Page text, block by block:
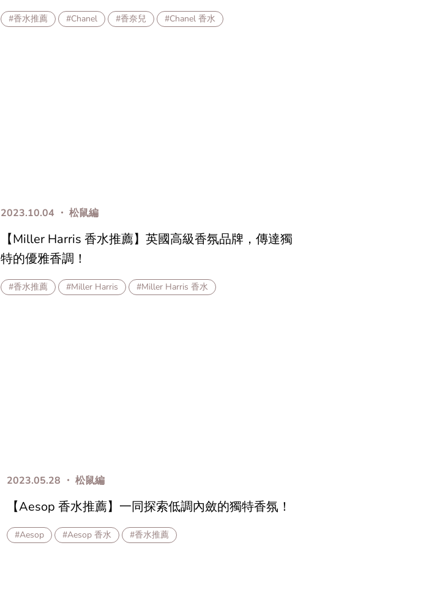
#香水推薦 #Chanel #香奈兒 #Chanel 香水
2023.10.04 ・ 松鼠編
【Miller Harris 香水推薦】英國高級香氛品牌，傳達獨
特的優雅香調！
#香水推薦 #Miller Harris #Miller Harris 香水
2023.05.28 ・ 松鼠編
【Aesop 香水推薦】一同探索低調內斂的獨特香氛！
#Aesop #Aesop 香水 #香水推薦